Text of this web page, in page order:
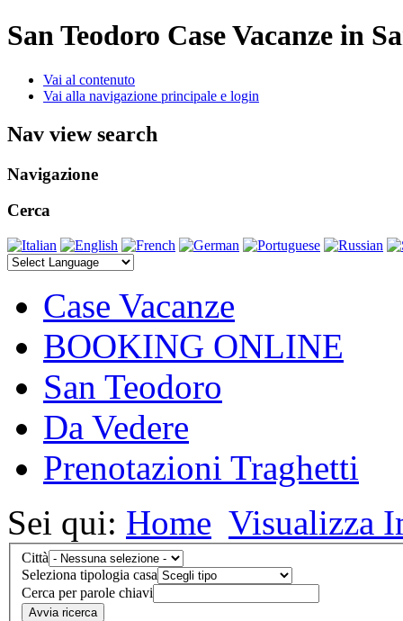
San Teodoro Case Vacanze in
Vai al contenuto
Vai alla navigazione principale e login
Nav view search
Navigazione
Cerca
Case Vacanze
BOOKING ONLINE
San Teodoro
Da Vedere
Prenotazioni Traghetti
Sei qui: Home Visualizza
Città
Seleziona tipologia casa
Cerca per parole chiavi